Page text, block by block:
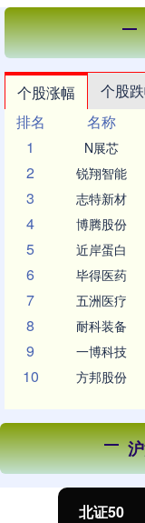
个股涨幅 个股
排名
名称
1
N展芯
2 锐翔智能
3 志特新材
4 博腾股份
5 近岸蛋白
6 毕得医药
7 五洲医疗
8 耐科装备
9 一博科技
10 方邦股份
北证50